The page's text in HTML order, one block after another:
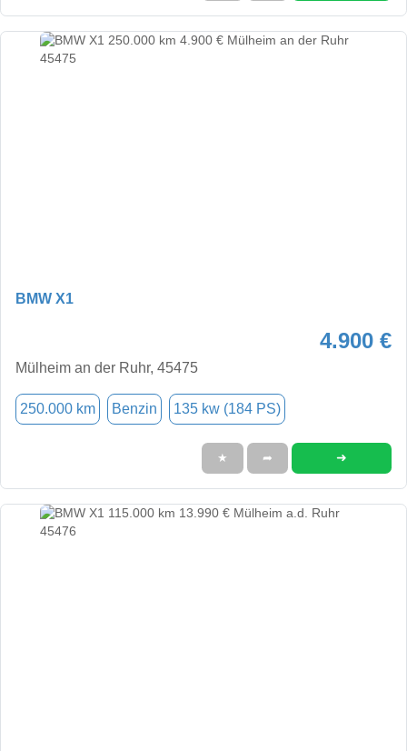
BMW X1
4.900 €
Mülheim an der Ruhr, 45475
250.000 km Benzin 135 kw (184 PS)
★ ➦ ➜